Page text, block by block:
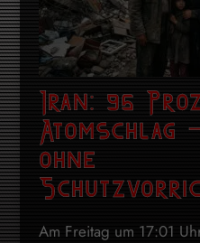
Iran: 95
Atomschlag
ohne
Am Freitag um 17:01